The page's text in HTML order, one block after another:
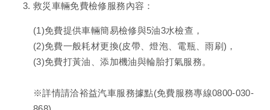
救災車輛免費檢修服務內容：
(1)免費提供車輛簡易檢修與5油3水檢查，
(2)免費一般耗材更換(皮帶、燈泡、電瓶、雨刷)，
(3)免費打黃油、添加機油與輪胎打氣服務。
※詳情請洽裕益汽車服務據點(免費服務專線0800-030-